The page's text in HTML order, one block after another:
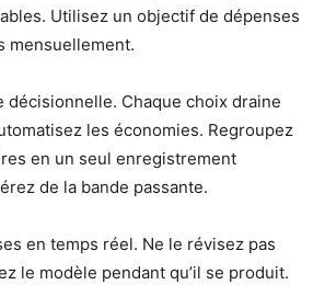
Utilisez un objectif de dépenses
mensuellement.
décisionnelle. Chaque choix draine
les économies. Regroupez
en un seul enregistrement
de la bande passante.
en temps réel. Ne le révisez pas
le modèle pendant qu’il se produit.